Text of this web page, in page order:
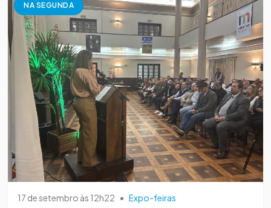
NA SEGUNDA
17 de setembro às 12h22 • Expo-feiras